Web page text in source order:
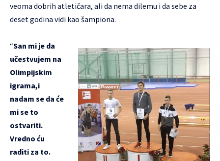
veoma dobrih atletičara, ali da nema dilemu i da sebe za
deset godina vidi kao šampiona.
“San mi je da
učestvujem na
Olimpijskim
igrama,i
nadam se da će
mi se to
ostvariti.
Vredno ću
raditi za to.